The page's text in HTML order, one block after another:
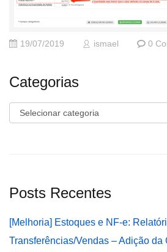
19/07/2019 ismael 0
Categorias
Categorias
Posts Recentes
[Melhoria] Estoques e NF-e:
Transferências/Vendas – Adição da